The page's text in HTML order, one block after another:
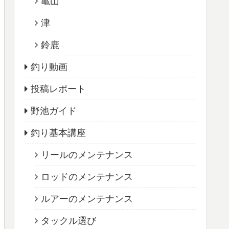
津
鈴鹿
釣り動画
投稿レポート
野池ガイド
釣り基本講座
リールのメンテナンス
ロッドのメンテナンス
ルアーのメンテナンス
タックル選び